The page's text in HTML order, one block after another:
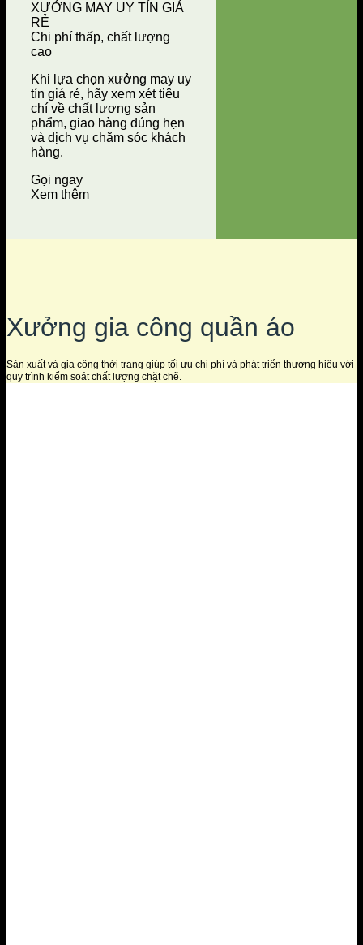
XƯỞNG MAY UY TÍN GIÁ
RẺ
Chi phí thấp, chất lượng
cao
Khi lựa chọn xưởng may uy
tín giá rẻ, hãy xem xét tiêu
chí về chất lượng sản
phẩm, giao hàng đúng hẹn
và dịch vụ chăm sóc khách
hàng.
Gọi ngay
Xem thêm
Xưởng gia công quần áo
Sản xuất và gia công thời trang giúp tối ưu chi phí và phát triển thương hiệu với
quy trình kiểm soát chất lượng chặt chẽ.